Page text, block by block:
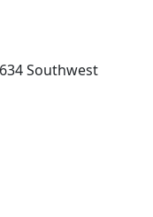
Southwest